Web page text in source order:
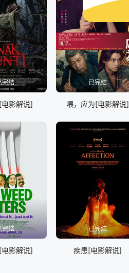
完结
影解说]
已完结
喂，应为[电影解说]
完结
影解说]
已完结
疾患[电影解说]